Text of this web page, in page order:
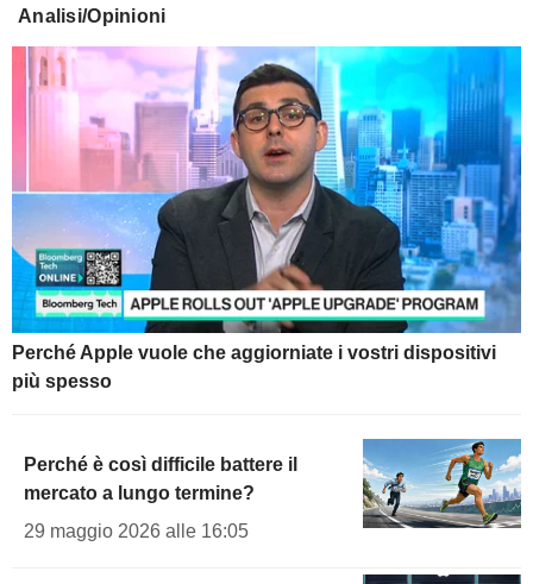
Analisi/Opinioni
Perché Apple vuole che aggiorniate i vostri dispositivi
più spesso
Perché è così difficile battere il
mercato a lungo termine?
29 maggio 2026 alle 16:05